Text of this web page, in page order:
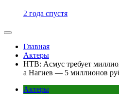
2 года спустя
Главная
Актеры
НТВ: Асмус требует
а Нагиев — 5 миллионов
Актеры